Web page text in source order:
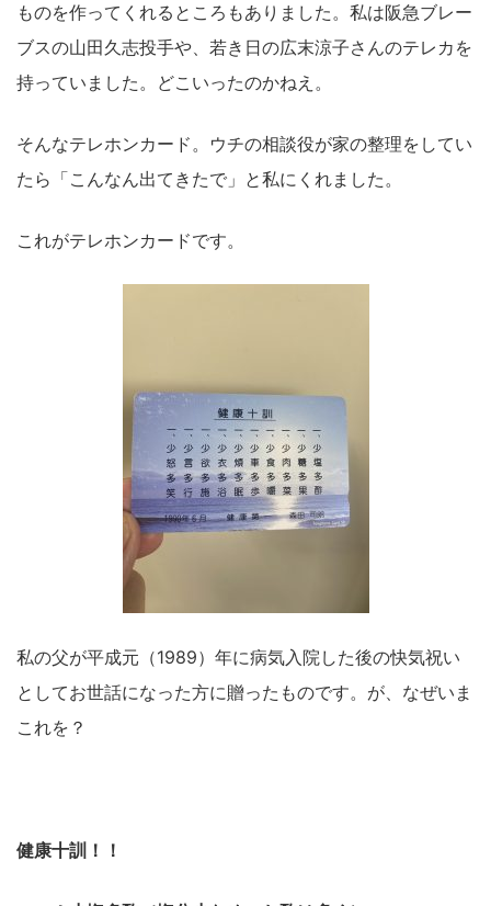
ものを作ってくれるところもありました。私は阪急ブレー
ブスの山田久志投手や、若き日の広末涼子さんのテレカを
持っていました。どこいったのかねえ。
そんなテレホンカード。ウチの相談役が家の整理をしてい
たら「こんなん出てきたで」と私にくれました。
これがテレホンカードです。
私の父が平成元（1989）年に病気入院した後の快気祝い
としてお世話になった方に贈ったものです。が、なぜいま
これを？
健康十訓！！